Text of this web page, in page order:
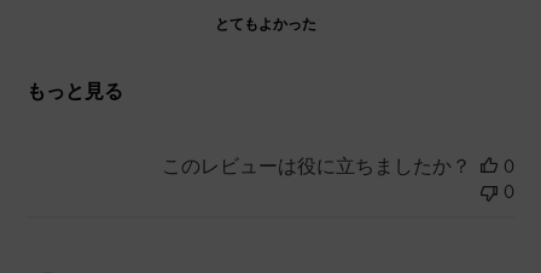
とてもよかった
もっと見る
このレビューは役に立ちましたか？
0
0